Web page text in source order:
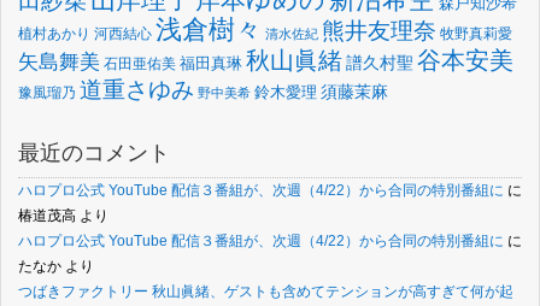
植村あかり 河西結心 浅倉樹々 清水佐紀 熊井友理奈 牧野真莉愛
矢島舞美 石田亜佑美 福田真琳 秋山眞緒譜久村聖 谷本安美
豫風瑠乃 道重さゆみ 野中美希 鈴木愛理 須藤茉麻
最近のコメント
ハロプロ公式 YouTube 配信３番組が、次週（4/22）から合同の特別番組に に
椿道茂高 より
ハロプロ公式 YouTube 配信３番組が、次週（4/22）から合同の特別番組に に
たなか より
つばきファクトリー 秋山眞緒、ゲストも含めてテンションが高すぎて何が起